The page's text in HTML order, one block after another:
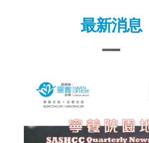
寧養院園地 第66期 – 愛的迴響